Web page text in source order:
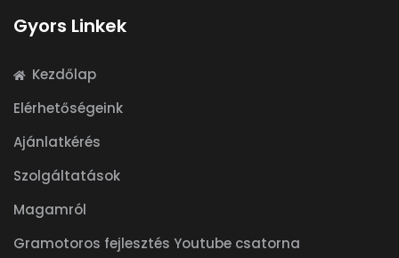
Gyors Linkek
Kezdőlap
Elérhetőségeink
Ajánlatkérés
Szolgáltatások
Magamról
Gramotoros fejlesztés Youtube csatorna